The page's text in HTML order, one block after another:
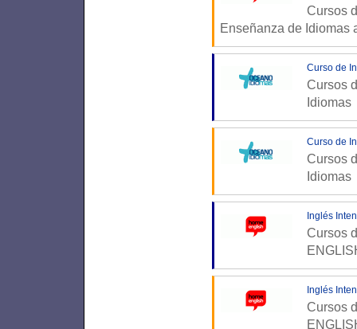
Cursos
Enseñanza de Idiomas
Curso de
Cursos
Idiomas
Curso de
Cursos
Idiomas
Inglés
Cursos
Inglés
Cursos